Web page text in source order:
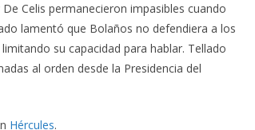
Celis permanecieron impasibles cuando
lamentó que Bolaños no defendiera a los
su capacidad para hablar. Tellado
al orden desde la Presidencia del
Hércules.